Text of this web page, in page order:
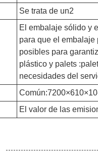
Se trata de un2
El embalaje sólido y
para que el
posibles para
plástico y palets
necesidades del
El valor de las